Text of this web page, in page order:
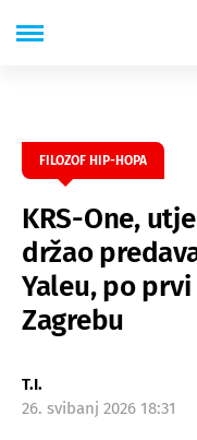
FILOZOF HIP-HOPA
KRS-One,
držao
Yaleu, po
Zagrebu
T.I.
26. svibanj 2026 18:31